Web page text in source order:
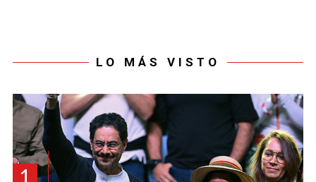
LO MÁS VISTO
1